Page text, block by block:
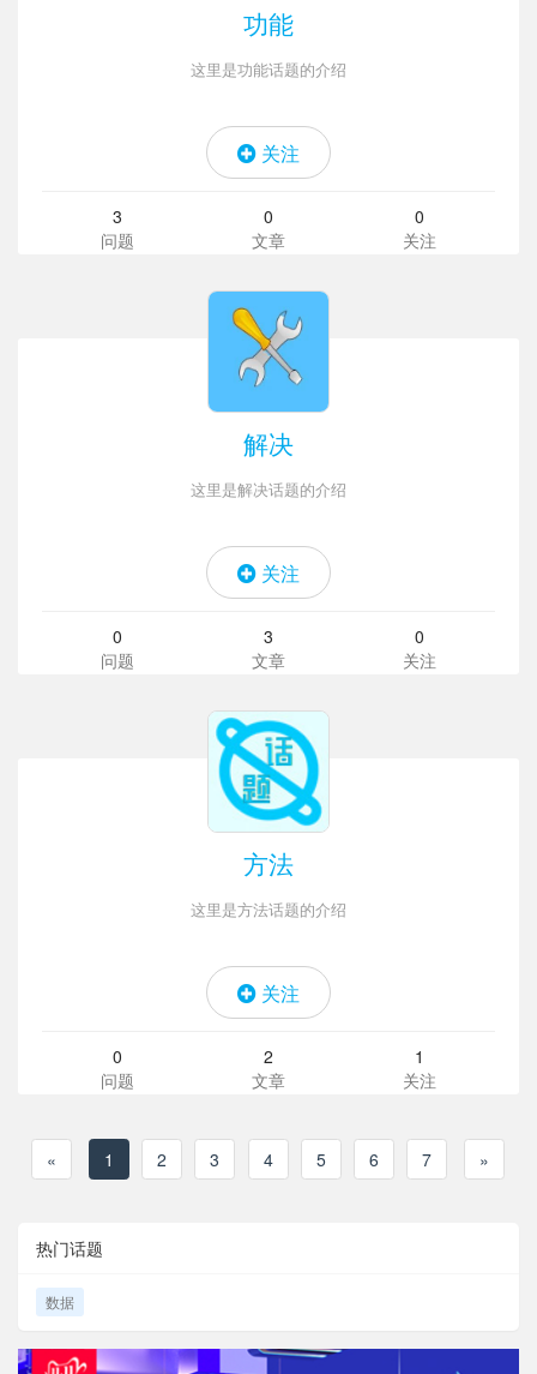
功能
这里是功能话题的介绍
关注
3
问题
0
文章
0
关注
解决
这里是解决话题的介绍
关注
0
问题
3
文章
0
关注
方法
这里是方法话题的介绍
关注
0
问题
2
文章
1
关注
« 1 2 3 4 5 6 7 »
热门话题
数据